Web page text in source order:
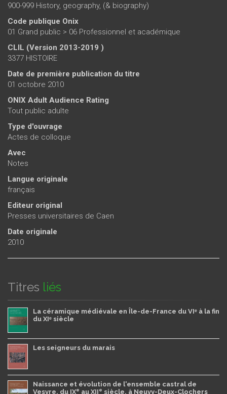
900-999 History, geography, (& biography)
Code publique Onix
01 Grand public > 06 Professionnel et académique
CLIL (Version 2013-2019 )
3377 HISTOIRE
Date de première publication du titre
01 octobre 2010
ONIX Adult Audience Rating
Tout public adulte
Type d'ouvrage
Actes de colloque
Avec
Notes
Langue originale
français
Editeur original
Presses universitaires de Caen
Date originale
2010
Titres liés
La céramique médiévale en Île-de-France du VIᵉ à la fin
du XIᵉ siècle
Les seigneurs du marais
Naissance et évolution de l'ensemble castral de
Vesvre, du IXe au XIIe siècle, à Neuvy-Deux-Clochers